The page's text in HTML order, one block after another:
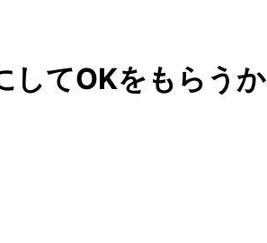
してOKをもらうか